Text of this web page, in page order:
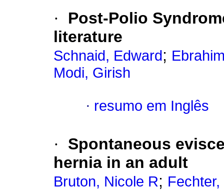
·
Post-Polio
literature
Schnaid, Edward ;
Modi, Girish
· resumo em Inglês
·
Spontaneous
hernia in an adult
Bruton, Nicole R;